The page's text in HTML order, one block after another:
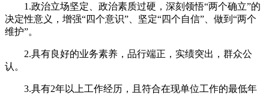
1.政治立场坚定、政治素质过硬，深刻领悟“两个确立”的
决定性意义，增强“四个意识”、坚定“四个自信”、做到“两个
维护”。
2.具有良好的业务素养，品行端正，实绩突出，群众公
认。
3.具有2年以上工作经历，且符合在现单位工作的最低年